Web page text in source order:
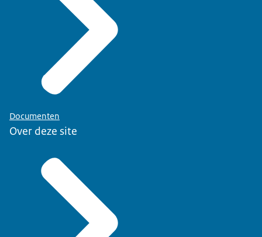
Documenten
Over deze site